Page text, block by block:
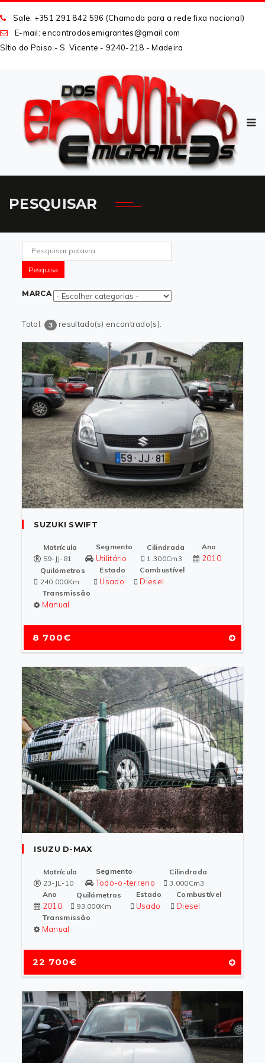
Sale: +351 291 842 596 (Chamada para a rede fixa nacional)
E-mail: encontrodosemigrantes@gmail com
Sítio do Poiso - S. Vicente - 9240-218 - Madeira
PESQUISAR
Pesquisa
MARCA
Total: 3 resultado(s) encontrado(s).
SUZUKI SWIFT
Matrícula
59-JJ-81
Segmento
Utilitário
Cilindrada
1.300Cm3
Ano
2010
Quilómetros
240.000Km
Estado
Usado
Combustível
Diesel
Transmissão
Manual
8 700€
ISUZU D-MAX
Matrícula
23-JL-10
Segmento
Todo-o-terreno
Cilindrada
3.000Cm3
Ano
2010
Quilómetros
93.000Km
Estado
Usado
Combustível
Diesel
Transmissão
Manual
22 700€